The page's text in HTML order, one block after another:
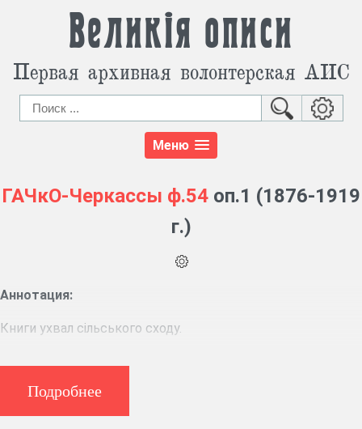
Великія описи
Первая архивная волонтерская АИС
Меню
ГАЧкО-Черкассы ф.54 оп.1 (1876-1919
г.)
Аннотация:
Книги ухвал сільського сходу.
Подробнее